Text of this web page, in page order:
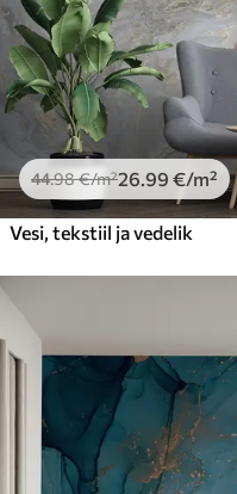
44.98€/m²26.99 €/m²
Vesi, tekstiil ja vedelik